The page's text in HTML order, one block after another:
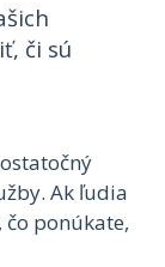
či sú
Ak ľudia
čo ponúkate,